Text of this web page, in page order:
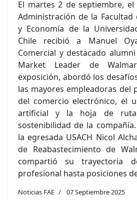
El martes 2 de septiembre,
Administración de la Facultad
y Economía de la
Chile recibió a Manuel
Comercial y destacado alumni
Market Leader de
exposición, abordó los
las mayores empleadoras del
del comercio electrónico, el
artificial y la hoja de
sostenibilidad de la
la egresada USACH Nicol
de Reabastecimiento de
compartió su trayectoria
profesional hasta posiciones
Noticias FAE 07 Septiembre 2025